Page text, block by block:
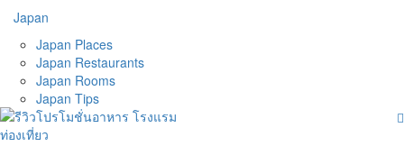
Japan
Japan Places
Japan Restaurants
Japan Rooms
Japan Tips